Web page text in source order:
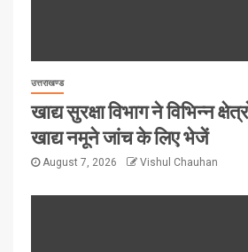
उत्तराखण्ड
खाद्य सुरक्षा विभाग ने विभिन्न
खाद्य नमूने जांच के लिए भेजें
August 7, 2026 Vishul Chauhan